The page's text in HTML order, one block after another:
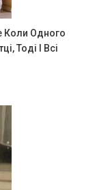
Коли Одного
Тоді І Всі